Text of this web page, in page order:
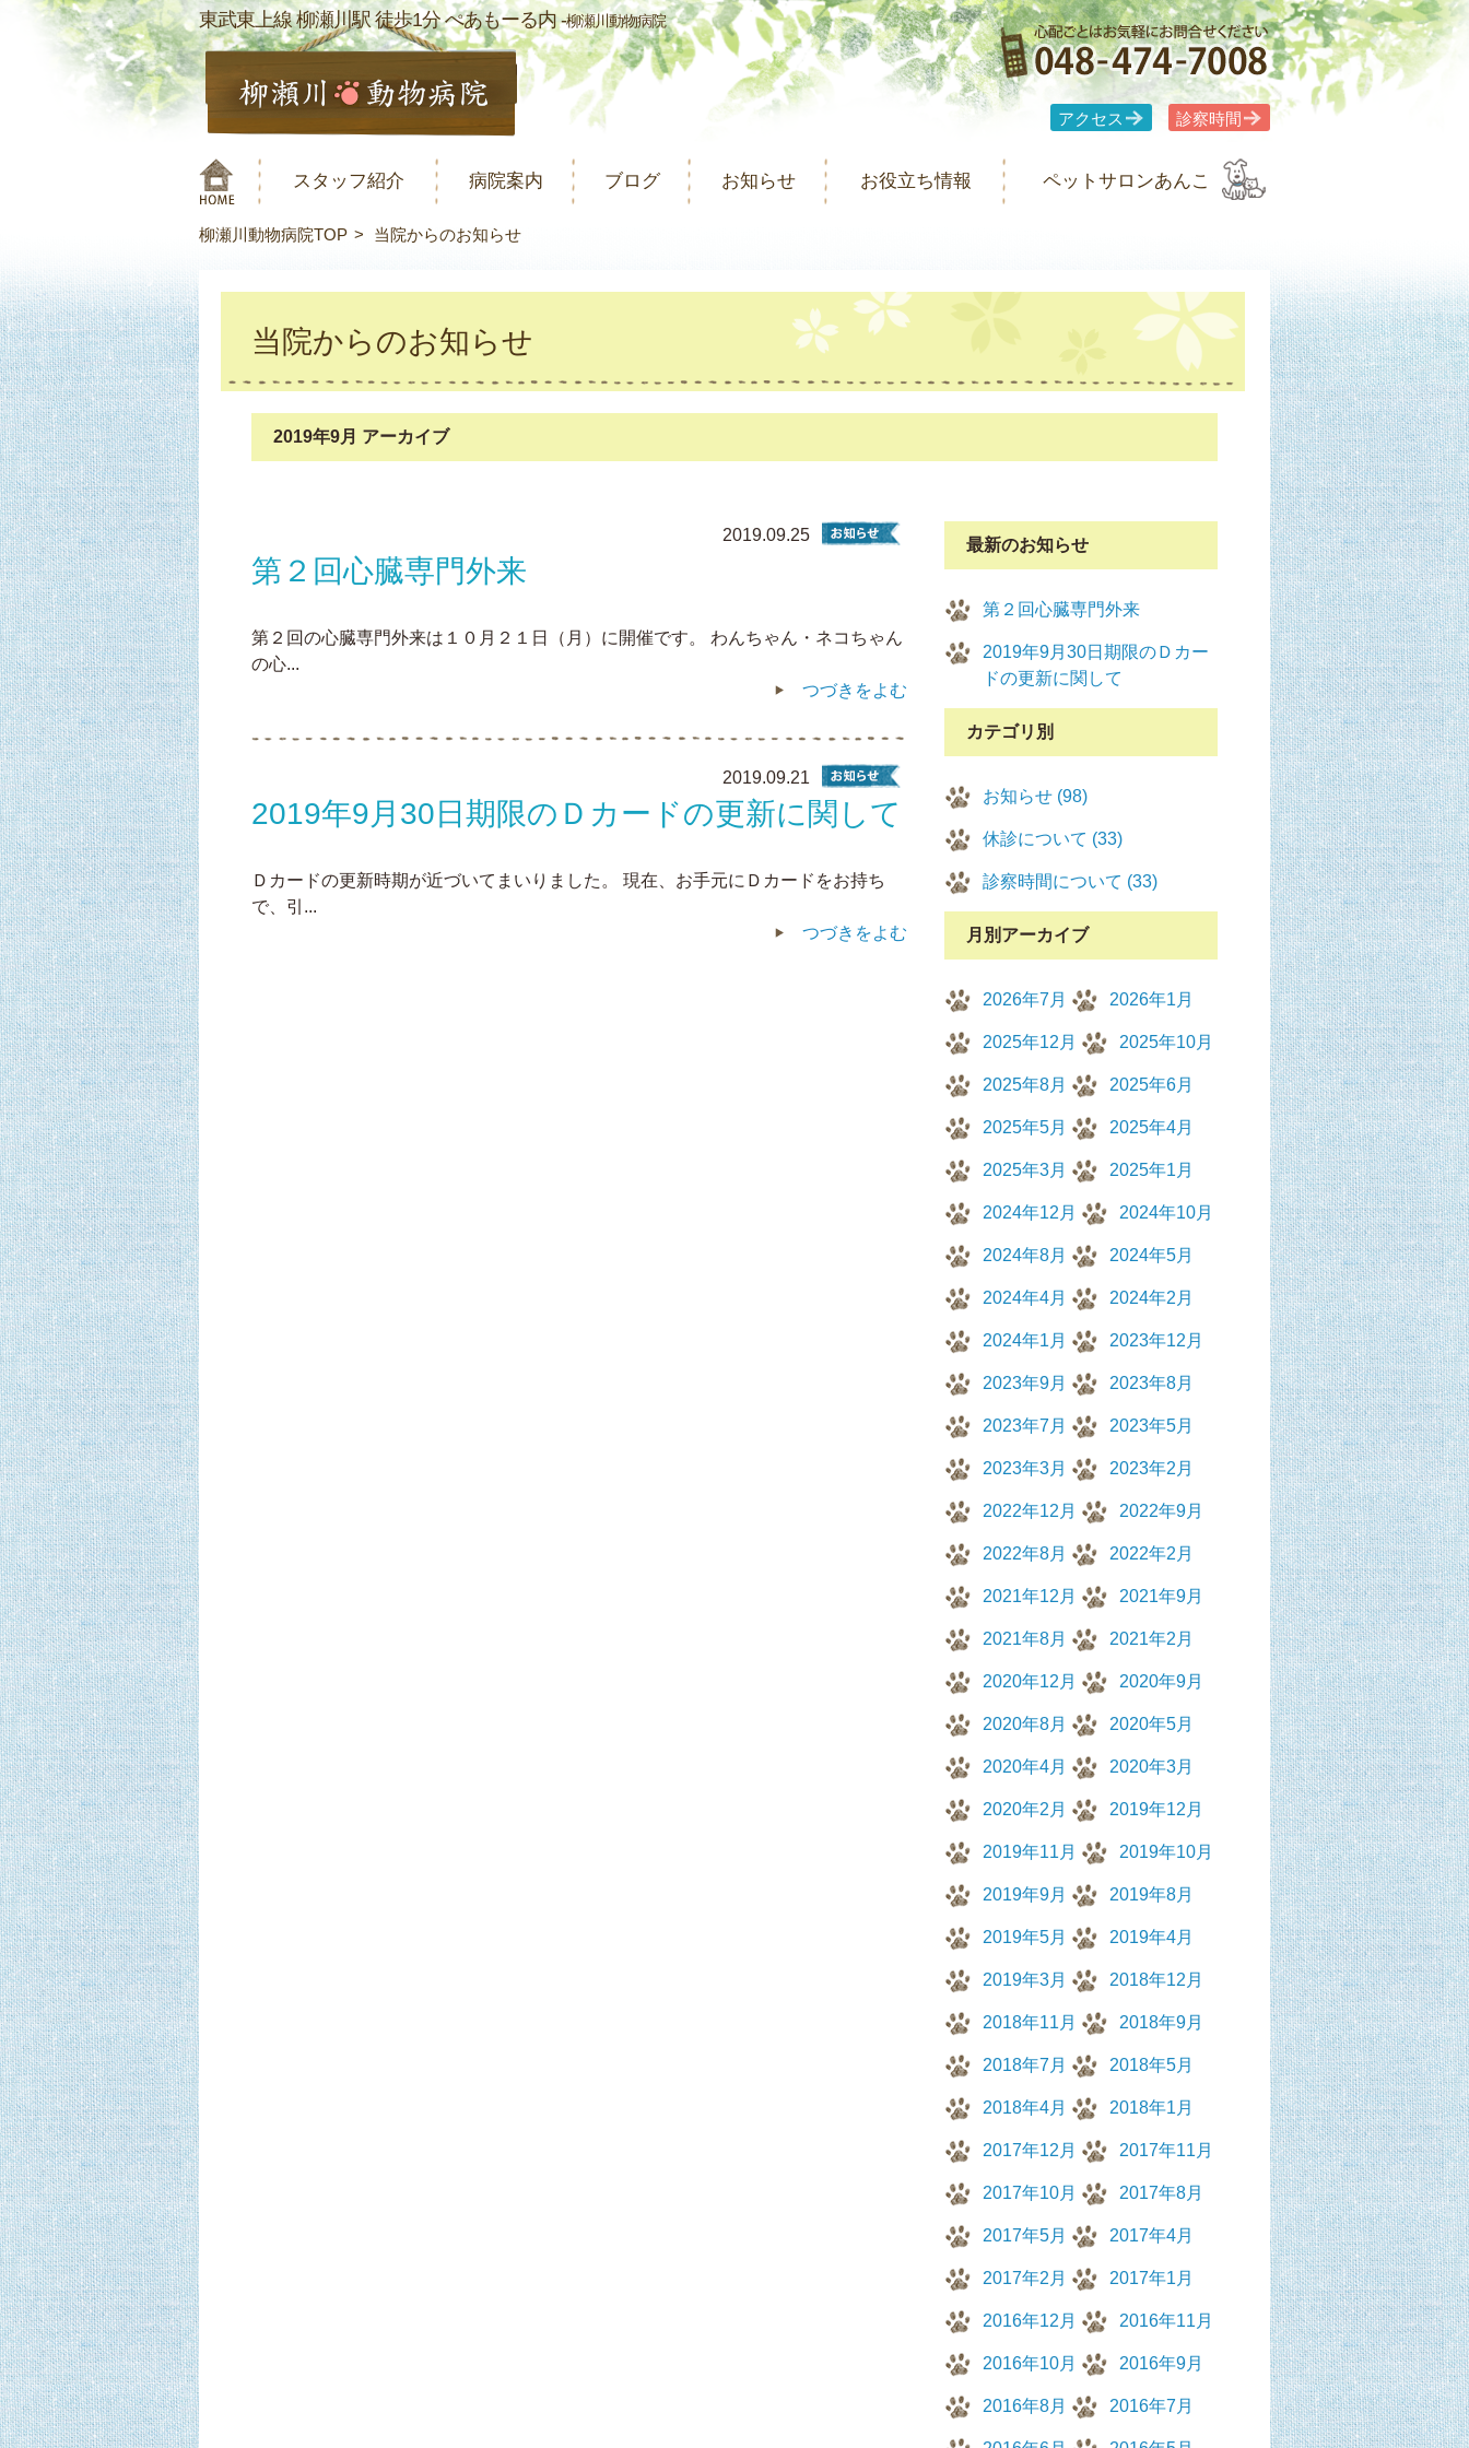
東武東上線 柳瀬川駅 徒歩1分 ぺあもーる内 -柳瀬川動物病院
アクセス 診察時間
スタッフ紹介 病院案内 ブログ お知らせ お役立ち情報 ペットサロンあんこ
柳瀬川動物病院TOP 当院からのお知らせ
当院からのお知らせ
2019年9月 アーカイブ
2019.09.25
第２回心臓専門外来
第２回の心臓専門外来は１０月２１日（月）に開催です。 わんちゃん・ネコちゃん
の心...
つづきをよむ
2019.09.21
2019年9月30日期限のＤカードの更新に関して
Ｄカードの更新時期が近づいてまいりました。 現在、お手元にＤカードをお持ち
で、引...
つづきをよむ
最新のお知らせ
第２回心臓専門外来
2019年9月30日期限のＤカー
ドの更新に関して
カテゴリ別
お知らせ (98)
休診について (33)
診察時間について (33)
月別アーカイブ
2026年7月 2026年1月
2025年12月 2025年10月
2025年8月 2025年6月
2025年5月 2025年4月
2025年3月 2025年1月
2024年12月 2024年10月
2024年8月 2024年5月
2024年4月 2024年2月
2024年1月 2023年12月
2023年9月 2023年8月
2023年7月 2023年5月
2023年3月 2023年2月
2022年12月 2022年9月
2022年8月 2022年2月
2021年12月 2021年9月
2021年8月 2021年2月
2020年12月 2020年9月
2020年8月 2020年5月
2020年4月 2020年3月
2020年2月 2019年12月
2019年11月 2019年10月
2019年9月 2019年8月
2019年5月 2019年4月
2019年3月 2018年12月
2018年11月 2018年9月
2018年7月 2018年5月
2018年4月 2018年1月
2017年12月 2017年11月
2017年10月 2017年8月
2017年5月 2017年4月
2017年2月 2017年1月
2016年12月 2016年11月
2016年10月 2016年9月
2016年8月 2016年7月